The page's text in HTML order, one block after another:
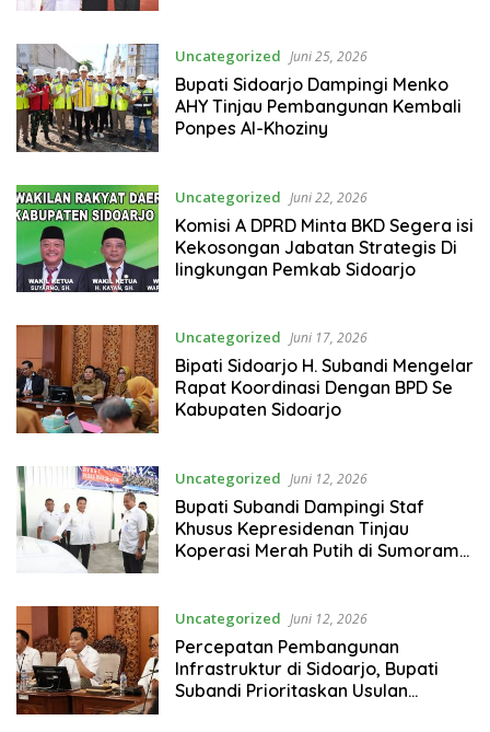
Uncategorized Juni 25, 2026
Bupati Sidoarjo Dampingi Menko
AHY Tinjau Pembangunan Kembali
Ponpes Al-Khoziny
Uncategorized Juni 22, 2026
Komisi A DPRD Minta BKD Segera isi
Kekosongan Jabatan Strategis Di
lingkungan Pemkab Sidoarjo
Uncategorized Juni 17, 2026
Bipati Sidoarjo H. Subandi Mengelar
Rapat Koordinasi Dengan BPD Se
Kabupaten Sidoarjo
Uncategorized Juni 12, 2026
Bupati Subandi Dampingi Staf
Khusus Kepresidenan Tinjau
Koperasi Merah Putih di Sumorame
Uncategorized Juni 12, 2026
Percepatan Pembangunan
Infrastruktur di Sidoarjo, Bupati
Subandi Prioritaskan Usulan